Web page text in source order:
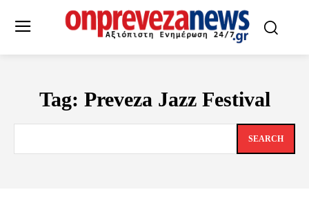
Tag: Preveza Jazz Festival
SEARCH